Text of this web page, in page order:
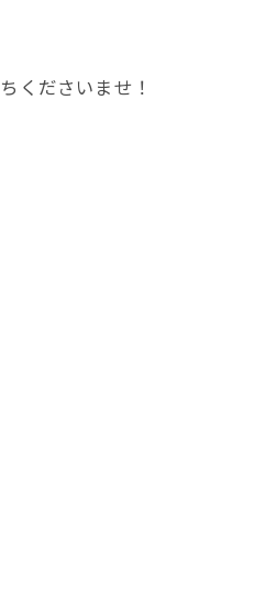
くださいませ！